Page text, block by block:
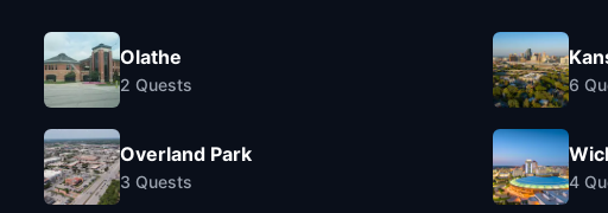
Olathe
2 Quests
Overland Park
3 Quests
6
4